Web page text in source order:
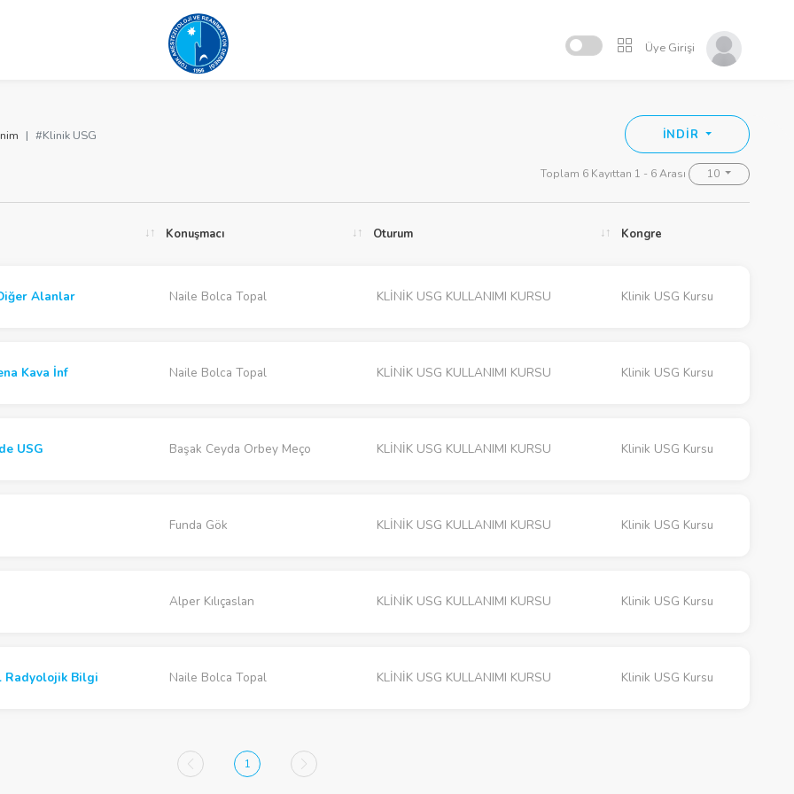
Üye Girişi
İNDİR
#Klinik USG
Toplam 6 Kayıttan 1 - 6 Arası 10
Konuşmacı Oturum Kongre
Alanlar Naile Bolca Topal KLİNİK USG KULLANIMI KURSU Klinik USG Kursu
Kava İnf Naile Bolca Topal KLİNİK USG KULLANIMI KURSU Klinik USG Kursu
USG Başak Ceyda Orbey Meço KLİNİK USG KULLANIMI KURSU Klinik USG Kursu
Funda Gök KLİNİK USG KULLANIMI KURSU Klinik USG Kursu
Alper Kılıçaslan KLİNİK USG KULLANIMI KURSU Klinik USG Kursu
Radyolojik Bilgi Naile Bolca Topal KLİNİK USG KULLANIMI KURSU Klinik USG Kursu
1